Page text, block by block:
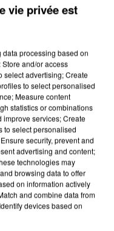
interpellé en
vie privée est
processing based on
and/or access
select advertising; Create
to select personalised
Measure content
statistics or combinations
improve services; Create
to select personalised
security, prevent and
advertising and content;
technologies may
browsing data to offer
on information actively
and combine data from
devices based on